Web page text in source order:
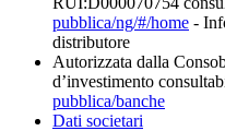
pubblica/ng/#/home -
distributore
Autorizzata dalla
d’investimento
pubblica/banche
Dati societari